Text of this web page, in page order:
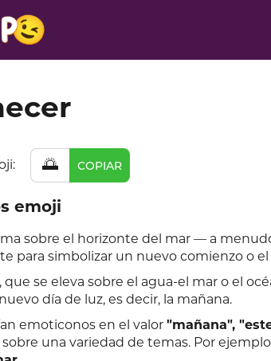
🌅 COPIAR
emoji
sobre el horizonte del mar — a
para simbolizar un nuevo comienzo o
que se eleva sobre el agua-el mar o el
día de luz, es decir, la mañana.
emoticonos en el valor "mañana",
una variedad de temas. Por